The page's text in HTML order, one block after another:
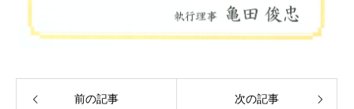
前の記事 次の記事